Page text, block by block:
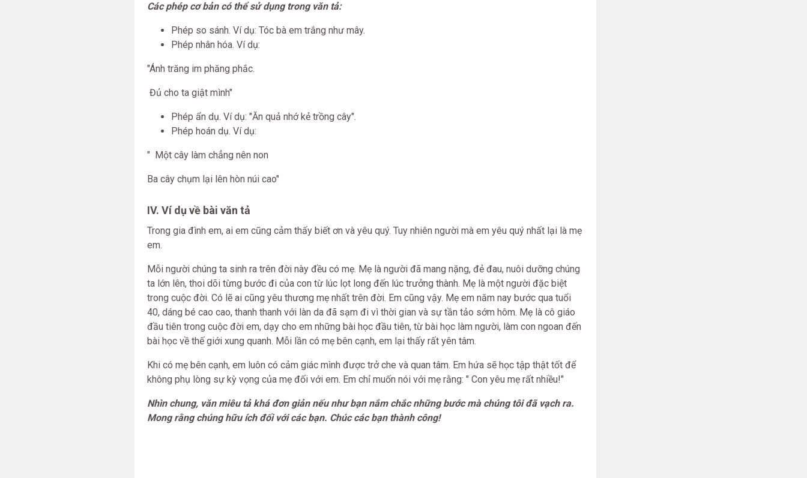
Các phép cơ bản có thể sử dụng trong văn tả:
Phép so sánh. Ví dụ: Tóc bà em trắng như mây.
Phép nhân hóa. Ví dụ:
"Ánh trăng im phăng phắc.
Đủ cho ta giật mình"
Phép ẩn dụ. Ví dụ: "Ăn quả nhớ kẻ trồng cây".
Phép hoán dụ. Ví dụ:
" Một cây làm chẳng nên non
Ba cây chụm lại lên hòn núi cao"
IV. Ví dụ về bài văn tả
Trong gia đình em, ai em cũng cảm thấy biết ơn và yêu quý. Tuy nhiên người mà em yêu quý nhất lại là mẹ
em.
Mỗi người chúng ta sinh ra trên đời này đều có mẹ. Mẹ là người đã mang nặng, đẻ đau, nuôi dưỡng chúng
ta lớn lên, thoi dõi từng bước đi của con từ lúc lọt long đến lúc trưởng thành. Mẹ là một người đặc biệt
trong cuộc đời. Có lẽ ai cũng yêu thương mẹ nhất trên đời. Em cũng vậy. Mẹ em năm nay bước qua tuổi
40, dáng bé cao cao, thanh thanh với làn da đã sạm đi vì thời gian và sự tần tảo sớm hôm. Mẹ là cô giáo
đầu tiên trong cuộc đời em, dạy cho em những bài học đầu tiên, từ bài học làm người, làm con ngoan đến
bài học về thế giới xung quanh. Mỗi lần có mẹ bên cạnh, em lại thấy rất yên tâm.
Khi có mẹ bên cạnh, em luôn có cảm giác mình được trở che và quan tâm. Em hứa sẽ học tập thật tốt để
không phụ lòng sự kỳ vọng của mẹ đối với em. Em chỉ muốn nói với mẹ rằng: " Con yêu mẹ rất nhiều!"
Nhìn chung, văn miêu tả khá đơn giản nếu như bạn nắm chắc những bước mà chúng tôi đã vạch ra.
Mong rằng chúng hữu ích đối với các bạn. Chúc các bạn thành công!